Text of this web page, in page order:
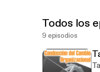
Todos los
9 episodios